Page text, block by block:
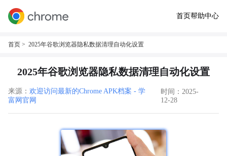
首页帮助中心
首页 > 2025年谷歌浏览器隐私数据清理自动化设置
2025年谷歌浏览器隐私数据清理自动化设置
来源： 欢迎访问最新的Chrome APK档案 - 学
富网官网
时间：2025-
12-28